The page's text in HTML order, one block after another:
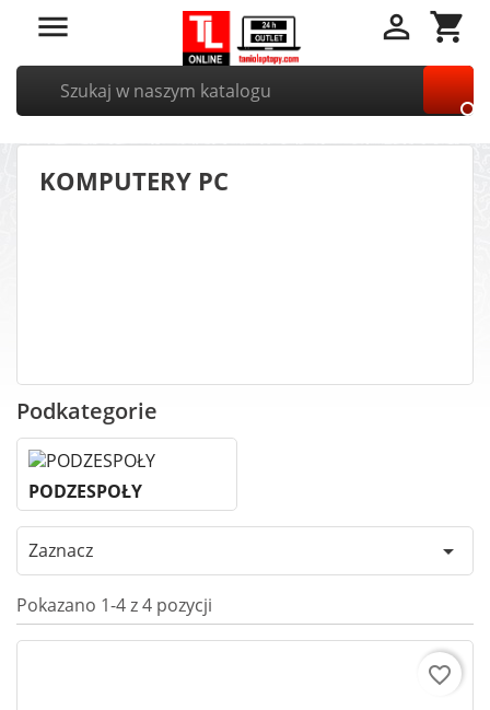
 shopping_cart


KOMPUTERY PC
Podkategorie
PODZESPOŁY
Zaznacz 
Pokazano 1-4 z 4 pozycji
favorite_border